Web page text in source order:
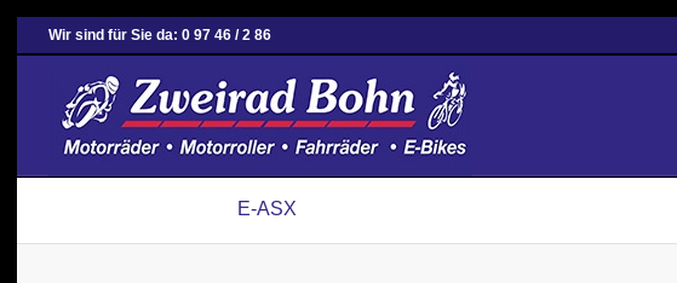
Wir sind für Sie da: 0 97 46 / 2 86
E-ASX